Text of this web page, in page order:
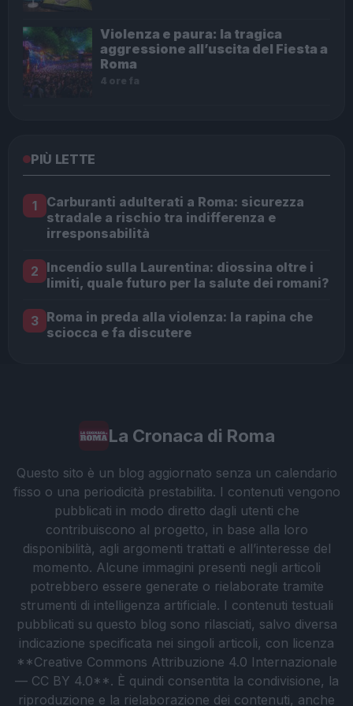
Violenza e paura: la tragica
aggressione all’uscita del Fiesta a
Roma
4 ore fa
PIÙ LETTE
1
Carburanti adulterati a Roma: sicurezza
stradale a rischio tra indifferenza e
irresponsabilità
2 Incendio sulla Laurentina: diossina oltre i
limiti, quale futuro per la salute dei romani?
3 Roma in preda alla violenza: la rapina che
sciocca e fa discutere
La Cronaca di Roma
Questo sito è un blog aggiornato senza un calendario
fisso o una periodicità prestabilita. I contenuti vengono
pubblicati in modo diretto dagli utenti che
contribuiscono al progetto, in base alla loro
disponibilità, agli argomenti trattati e all’interesse del
momento. Alcune immagini presenti negli articoli
potrebbero essere generate o rielaborate tramite
strumenti di intelligenza artificiale. I contenuti testuali
pubblicati su questo blog sono rilasciati, salvo diversa
indicazione specificata nei singoli articoli, con licenza
**Creative Commons Attribuzione 4.0 Internazionale
— CC BY 4.0**. È quindi consentita la condivisione, la
riproduzione e la rielaborazione dei contenuti, anche